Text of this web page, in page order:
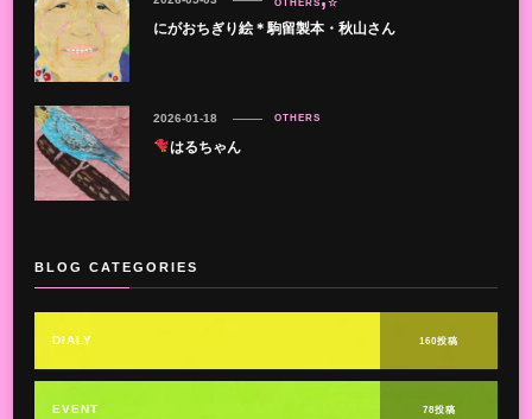
にがおちぎり絵＊駒留製本・秋山さん
OTHERS
はるちゃん
2026-01-18
BLOG CATEGORIES
DIALY 160投稿
EVENT 78投稿